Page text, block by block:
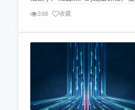
取业界认可的专业资质。学员在
398 收藏